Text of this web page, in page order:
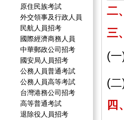
原住民族考試
外交領事及行政人員
民航人員招考
國際經濟商務人員
中華郵政公司招考
國安局人員招考
公務人員普通考試
公務人員高等考試
台灣港務公司招考
高等普通考試
退除役人員招考
二
三
(一
(
四